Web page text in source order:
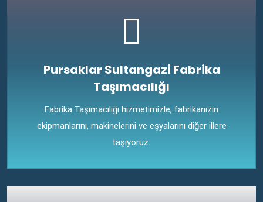
Pursaklar Sultangazi Fabrika
Taşımacılığı
Fabrika Taşımacılığı hizmetimizle, fabrikanızın
ekipmanlarını, makinelerini ve eşyalarını diğer illere
taşıyoruz.